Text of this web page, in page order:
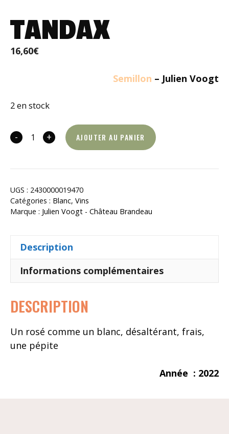
TANDAX
16,60€
Semillon – Julien Voogt
2 en stock
-
quantité
Tandax
+ AJOUTER AU PANIER
UGS : 2430000019470
Catégories : Blanc, Vins
Marque : Julien Voogt - Château Brandeau
Description
Informations complémentaires
DESCRIPTION
Un rosé comme un blanc, désaltérant, frais,
une pépite
Année : 2022